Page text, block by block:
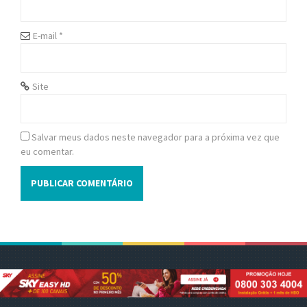
n E-mail *
Site
Salvar meus dados neste navegador para a próxima vez que
eu comentar.